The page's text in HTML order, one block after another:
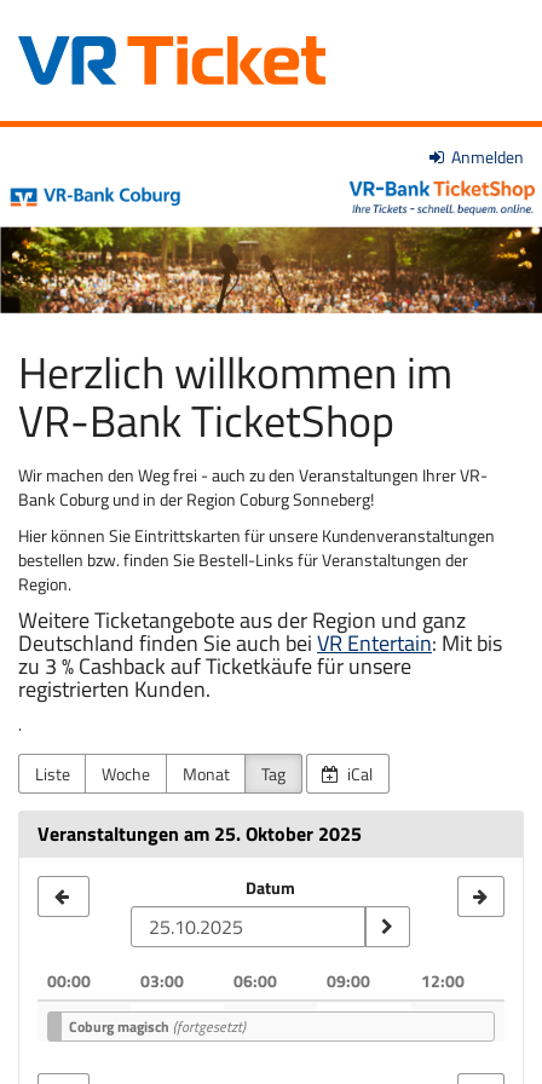
Inhalt
springen
Anmelden
VR-
Bank
Coburg
Herzlich willkommen im
VR-Bank TicketShop
Wir machen den Weg frei - auch zu den Veranstaltungen Ihrer VR-
Bank Coburg und in der Region Coburg Sonneberg!
Hier können Sie Eintrittskarten für unsere Kundenveranstaltungen
bestellen bzw. finden Sie Bestell-Links für Veranstaltungen der
Region.
Weitere Ticketangebote aus der Region und ganz
Deutschland finden Sie auch beiVR Entertain: Mit bis
zu 3 % Cashback auf Ticketkäufe für unsere
registrierten Kunden.
.
Liste
Woche Monat Tag iCal
Veranstaltungen am 25. Oktober 2025
zur
Anzeige
auswählen
Datum
00:00 03:00 06:00 09:00 12:00
Coburg magisch (fortgesetzt)